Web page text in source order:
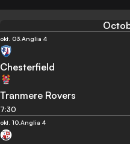
okt. 03. Anglia 4
Chesterfield
Tranmere Rovers
7:30
okt. 10. Anglia 4